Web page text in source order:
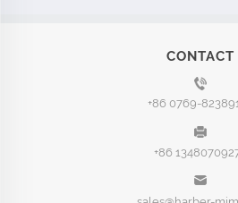
CONTACT
+86 0769-
+86